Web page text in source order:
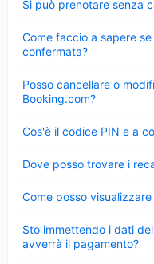
Si può prenotare senza
chiuso
Come faccio a sapere
confermata?
chiuso
Posso cancellare o
Booking.com?
chiuso
Cos'è il codice PIN e a
chiuso
Dove posso trovare i
chiuso
Come posso
chiuso
Sto immettendo i dati
avverrà il pagamento?
chiuso